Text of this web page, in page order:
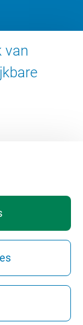
van